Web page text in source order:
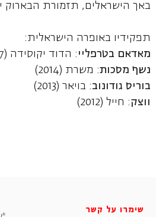
באך הישראלים, תזמורת הבארוק
תפקידיו באופרה הישראלית:
מאדאם בטרפליי : הדוד יקוסידה (2017)
נשף מסכות: משרת (2014)
בוריס גודונוב: בויאר (2013)
ווצק: חייל (2012)
שימרו על קשר